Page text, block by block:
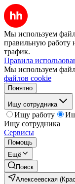
Мы используем
правильную работу
трафик.
Правила
Мы используем
файлов cookie
Понятно
Ищу сотрудника
Ищу работу
Ищу сотрудника
Сервисы
Помощь
Ещё
Поиск
Алексеевская